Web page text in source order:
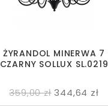
ŻYRANDOL MINERWA 7
CZARNY SOLLUX SL.0219
359,00 zł 344,64 zł